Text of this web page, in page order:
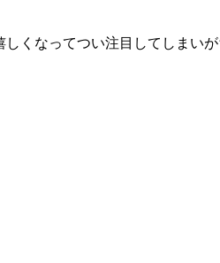
くなってつい注目してしまい